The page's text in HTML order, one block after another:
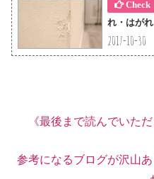
れ・はが
2017-10-30
《最後まで読んでいた
参考になるブログが沢山